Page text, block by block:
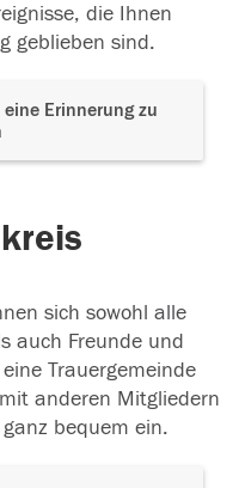
die Ihnen
geblieben sind.
Erinnerung zu
sich sowohl alle
auch Freunde und
Trauergemeinde
anderen Mitgliedern
bequem ein.